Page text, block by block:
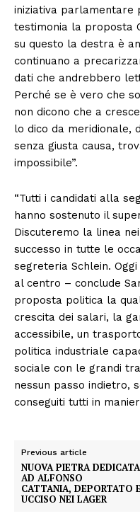
iniziativa parlamentare
testimonia la proposta
su questo la destra è
continuano a
dati che andrebbero
Perché se è vero che
non dicono che a
lo dico da meridionale,
senza giusta causa,
impossibile”.
“Tutti i candidati alla
hanno sostenuto il
Discuteremo la linea
successo in tutte le
segreteria Schlein.
al centro – conclude
proposta politica la
crescita dei salari, la
accessibile, un
politica industriale
sociale con le grandi
nessun passo indietro,
conseguiti tutti in
Previous article
NUOVA PIETRA DEDICATA
AD ALFONSO
CATTANIA, DEPORTATO
UCCISO NEI LAGER